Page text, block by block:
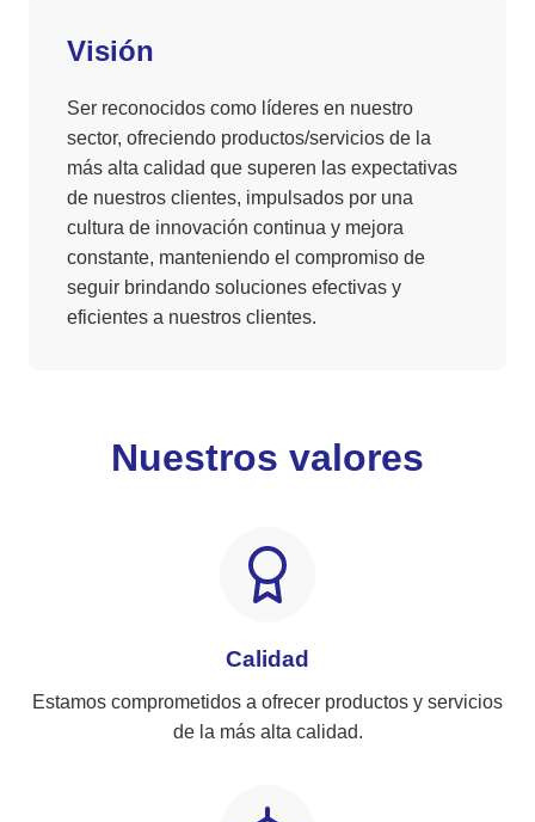
Visión
Ser reconocidos como líderes en nuestro
sector, ofreciendo productos/servicios de la
más alta calidad que superen las expectativas
de nuestros clientes, impulsados por una
cultura de innovación continua y mejora
constante, manteniendo el compromiso de
seguir brindando soluciones efectivas y
eficientes a nuestros clientes.
Nuestros valores
Calidad
Estamos comprometidos a ofrecer productos y servicios
de la más alta calidad.